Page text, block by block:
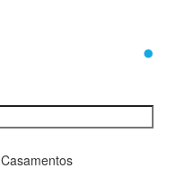
Casamentos